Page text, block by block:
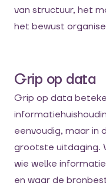
van structuur, het
het bewust
Grip op data
Grip op data
eenvoudig, maar in
grootste uitdaging.
wie welke
en waar de